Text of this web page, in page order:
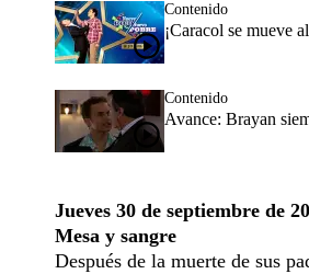
Contenido
¡Caracol se mueve
Contenido
Avance: Brayan
Jueves 30 de septiembre de
Mesa y sangre
Después de la muerte de sus